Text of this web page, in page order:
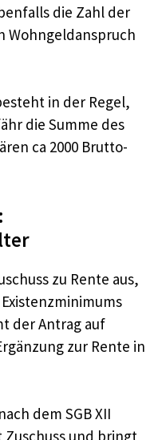
die Zahl der
Wohngeldanspruch
in der Regel,
die Summe des
ca 2000 Brutto-
zu Rente aus,
der Antrag auf
zur Rente in
nach dem SGB XII